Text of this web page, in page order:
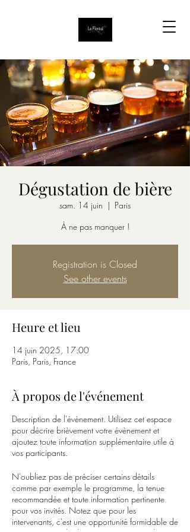
Dégustation de bière
sam. 14 juin
  |
Paris
À ne pas manquer !
Registration is Closed
See other events
Heure et lieu
14 juin 2025, 17:00
Paris, Paris, France
À propos de l'événement
Description de l'évènement. Utilisez cet espace
pour décrire brièvement votre évènement et
ajoutez toute information supplémentaire utile à
vos participants.
N'oubliez pas de préciser certains détails
comme par exemple le programme, la tenue
recommandée et toute information pertinente
pour vos invités. Notez que pour les
intervenants, c'est une opportunité formidable de